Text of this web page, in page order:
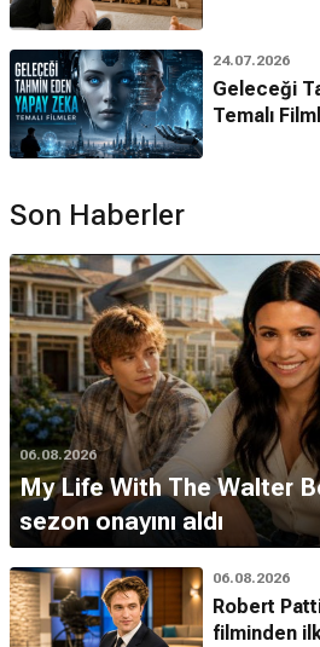
24.07.2026
Geleceği
Temalı
Son Haberler
06.08.2026
My Life With The Walter
sezon onayını aldı
06.08.2026
Robert
filminden